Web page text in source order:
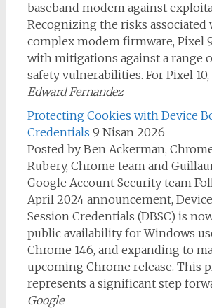
baseband modem against
Recognizing the risks
complex modem firmware, Pixel
with mitigations against a range
safety vulnerabilities. For Pixel
Edward Fernandez
Protecting Cookies with Device
Credentials 9 Nisan 2026
Posted by Ben Ackerman,
Rubery, Chrome team and
Google Account Security team
April 2024 announcement,
Session Credentials (DBSC) is
public availability for Windows
Chrome 146, and expanding to
upcoming Chrome release. This
represents a significant step
Google